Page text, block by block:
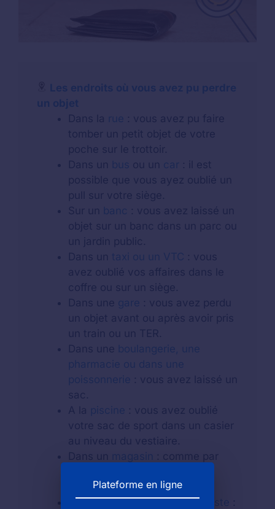
Les endroits où vous avez pu perdre
un objet
Dans la rue : vous avez pu faire
tomber un petit objet de votre
poche sur le trottoir.
Dans un bus ou un car : il est
possible que vous ayez oublié un
pull sur votre siège.
Sur un banc : vous avez laissé un
objet sur un banc dans un parc ou
un jardin public.
Dans un taxi ou un VTC : vous
avez oublié vos affaires dans le
coffre ou sur un siège.
Dans une gare : vous avez perdu
un objet avant ou après avoir pris
un train ou un TER.
Dans une boulangerie, une
pharmacie ou dans une
poissonnerie : vous avez laissé un
sac.
A la piscine : vous avez oublié
votre sac de sport dans un casier
au niveau du vestiaire.
Dans un magasin : comme par
commercial.
Au guichet d'unbureau de poste :
Plateforme en ligne